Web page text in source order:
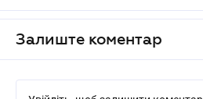
Залиште коментар